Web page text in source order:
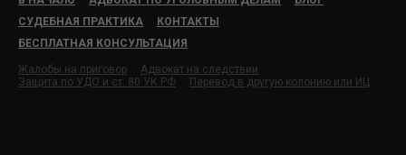
СУДЕБНАЯ ПРАКТИКА
КОНТАКТЫ
БЕСПЛАТНАЯ КОНСУЛЬТАЦИЯ
Жалобы на приговор
Адвокат на следствии
Защита по УДО и ст. 80 УК РФ
Перевод в другую колонию или ИЦ